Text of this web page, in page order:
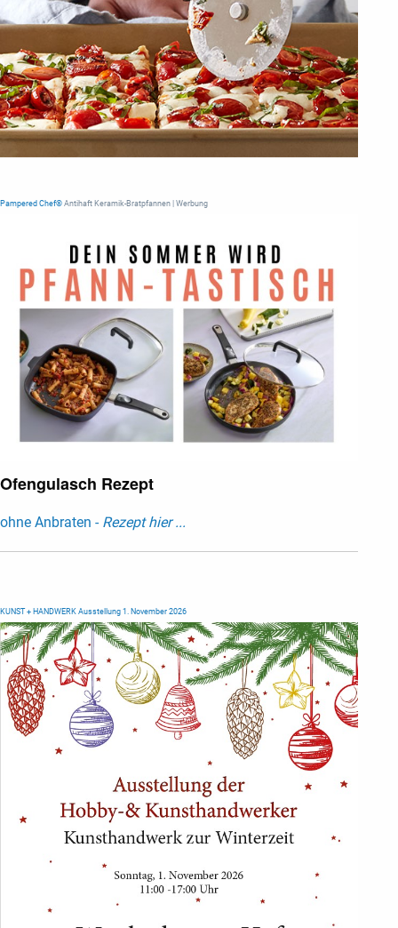
Pampered Chef® Antihaft Keramik-Bratpfannen | Werbung
Ofengulasch Rezept
ohne Anbraten - Rezept hier ...
KUNST + HANDWERK Ausstellung 1. November 2026